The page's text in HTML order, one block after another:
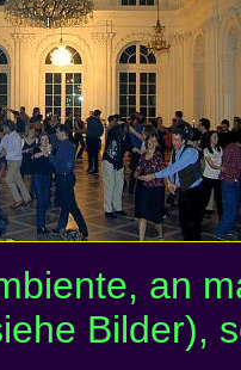
an
Bilder),